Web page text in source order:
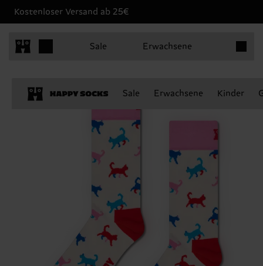
Kostenloser Versand ab 25€
Sale Erwachsene
Sale Erwachsene Kinder